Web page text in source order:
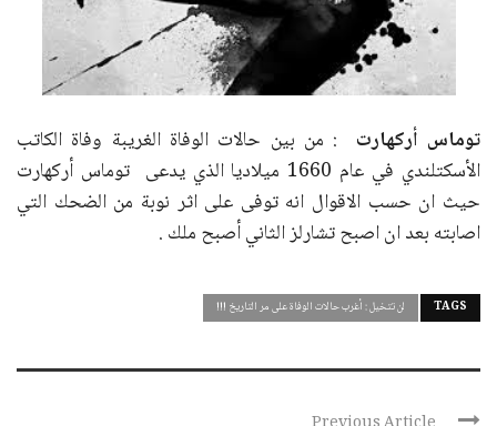
توماس أركهارت : من بين حالات الوفاة الغريبة وفاة الكاتب
الأسكتلندي في عام 1660 ميلاديا الذي يدعى توماس أركهارت
حيث ان حسب الاقوال انه توفى على اثر نوبة من الضحك التي
اصابته بعد ان اصبح تشارلز الثاني أصبح ملك .
TAGS لن تتخيل : أغرب حالات الوفاة على مر التاريخ !!!